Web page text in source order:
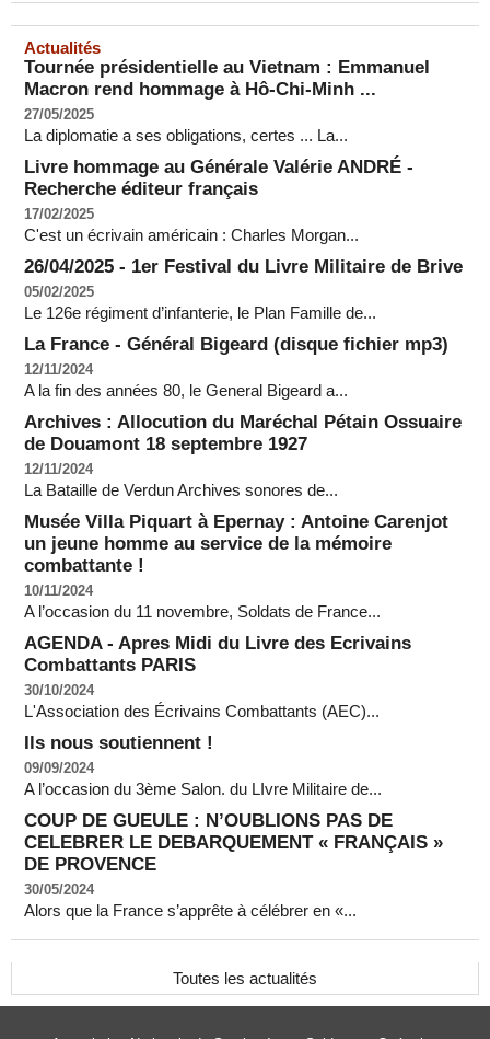
Actualités
Tournée présidentielle au Vietnam : Emmanuel
Macron rend hommage à Hô-Chi-Minh ...
27/05/2025
La diplomatie a ses obligations, certes ... La...
Livre hommage au Générale Valérie ANDRÉ -
Recherche éditeur français
17/02/2025
C'est un écrivain américain : Charles Morgan...
26/04/2025 - 1er Festival du Livre Militaire de Brive
05/02/2025
Le 126e régiment d’infanterie, le Plan Famille de...
La France - Général Bigeard (disque fichier mp3)
12/11/2024
A la fin des années 80, le General Bigeard a...
Archives : Allocution du Maréchal Pétain Ossuaire
de Douamont 18 septembre 1927
12/11/2024
La Bataille de Verdun Archives sonores de...
Musée Villa Piquart à Epernay : Antoine Carenjot
un jeune homme au service de la mémoire
combattante !
10/11/2024
A l’occasion du 11 novembre, Soldats de France...
AGENDA - Apres Midi du Livre des Ecrivains
Combattants PARIS
30/10/2024
L'Association des Écrivains Combattants (AEC)...
Ils nous soutiennent !
09/09/2024
A l’occasion du 3ème Salon. du LIvre Militaire de...
COUP DE GUEULE : N’OUBLIONS PAS DE
CELEBRER LE DEBARQUEMENT « FRANÇAIS »
DE PROVENCE
30/05/2024
Alors que la France s’apprête à célébrer en «...
Toutes les actualités